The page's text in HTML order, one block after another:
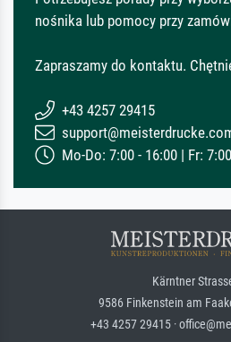
nośnika lub pomocy przy
Zapraszamy do kontaktu.
+43 4257 29415
Mo-Do: 7:00 - 16:00 | Fr:
Kärntner
9586 Finkenstein am
+43 4257 29415 ·